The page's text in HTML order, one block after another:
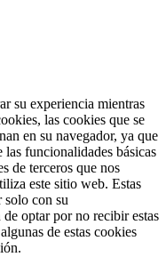
su experiencia mientras
las cookies que se
en su navegador, ya que
las funcionalidades básicas
de terceros que nos
este sitio web. Estas
solo con su
optar por no recibir estas
de estas cookies